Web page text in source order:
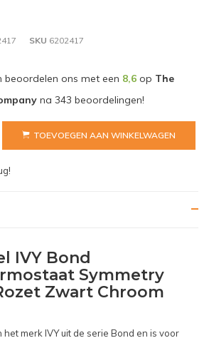
SKU 6202417
beoordelen ons met een 8,6op The
na 343 beoordelingen!
TOEVOEGEN AAN WINKELWAGEN
€ 150,- (NL)
IVY Bond
Symmetry
Zwart Chroom
merk IVY uit de serie Bond en is voor